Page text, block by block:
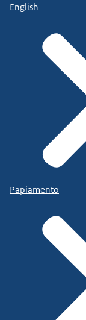
English
Papiamento